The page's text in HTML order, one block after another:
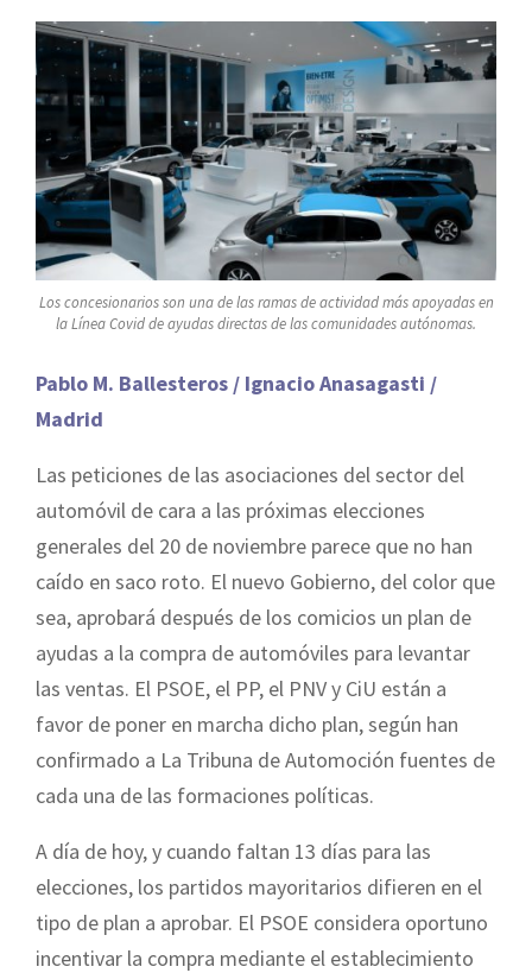
Los concesionarios son una de las ramas de actividad más apoyadas en
la Línea Covid de ayudas directas de las comunidades autónomas.
Pablo M. Ballesteros / Ignacio Anasagasti /
Madrid
Las peticiones de las asociaciones del sector del
automóvil de cara a las próximas elecciones
generales del 20 de noviembre parece que no han
caído en saco roto. El nuevo Gobierno, del color que
sea, aprobará después de los comicios un plan de
ayudas a la compra de automóviles para levantar
las ventas. El PSOE, el PP, el PNV y CiU están a
favor de poner en marcha dicho plan, según han
confirmado a La Tribuna de Automoción fuentes de
cada una de las formaciones políticas.
A día de hoy, y cuando faltan 13 días para las
elecciones, los partidos mayoritarios difieren en el
tipo de plan a aprobar. El PSOE considera oportuno
incentivar la compra mediante el establecimiento